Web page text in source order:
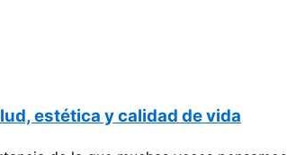
estética y calidad de vida